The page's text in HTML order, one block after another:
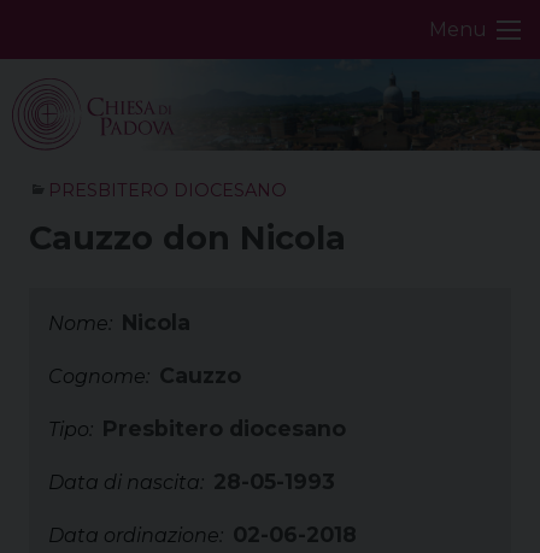
Menu
PRESBITERO DIOCESANO
Cauzzo don Nicola
Nome: Nicola
Cognome: Cauzzo
Tipo: Presbitero diocesano
Data di nascita: 28-05-1993
Data ordinazione: 02-06-2018